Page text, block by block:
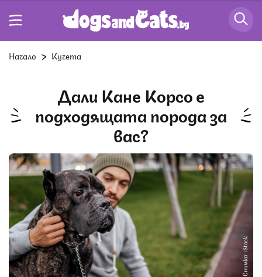
Начало Кучета
Дали Кане Корсо е
подходящата порода за
вас?
Снимка: iStock